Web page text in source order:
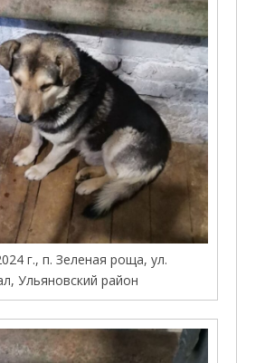
г., п. Зеленая роща, ул.
Ульяновский район